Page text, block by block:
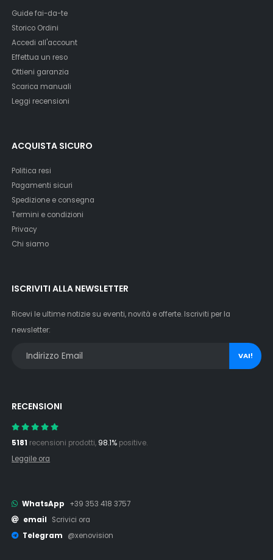
Guide fai-da-te
Storico Ordini
Accedi all'account
Effettua un reso
Ottieni garanzia
Scarica manuali
Leggi recensioni
ACQUISTA SICURO
Politica resi
Pagamenti sicuri
Spedizione e consegna
Termini e condizioni
Privacy
Chi siamo
ISCRIVITI ALLA NEWSLETTER
Ricevi le ultime notizie su eventi, novità e offerte. Iscriviti per la
newsletter:
VAI!
RECENSIONI
5181 recensioni prodotti, 98.1% positive.
Leggile ora
WhatsApp
+39 353 418 3757
email
Scrivici ora
Telegram
@xenovision